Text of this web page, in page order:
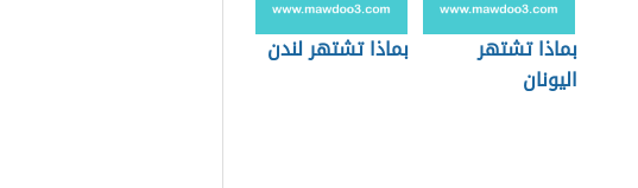
بماذا تشتهر
اليونان
بماذا تشتهر لندن